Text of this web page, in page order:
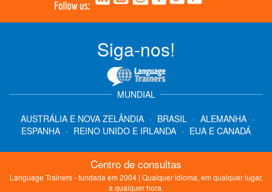
Siga-nos!
MUNDIAL
AUSTRÁLIA E NOVA ZELÂNDIA · BRASIL · ALEMANHA ·
ESPANHA · REINO UNIDO E IRLANDA · EUA E CANADÁ
Centro de consultas
Language Trainers - fundada em 2004 | Qualquer idioma, em qualquer lugar,
a qualquer hora.